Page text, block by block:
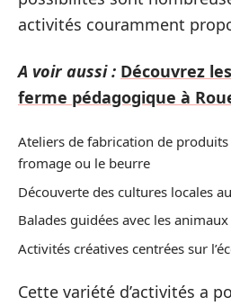
activités couramment
A voir aussi : Découvrez
ferme pédagogique à
Ateliers de fabrication de
fromage ou le beurre
Découverte des cultures locales
Balades guidées avec les animaux
Activités créatives centrées sur
Cette variété d’activités a